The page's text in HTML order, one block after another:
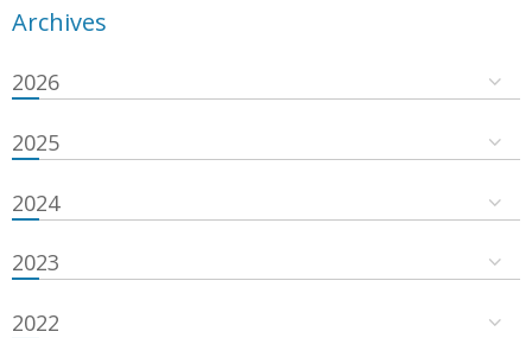
Archives
2026
2025
2024
2023
2022